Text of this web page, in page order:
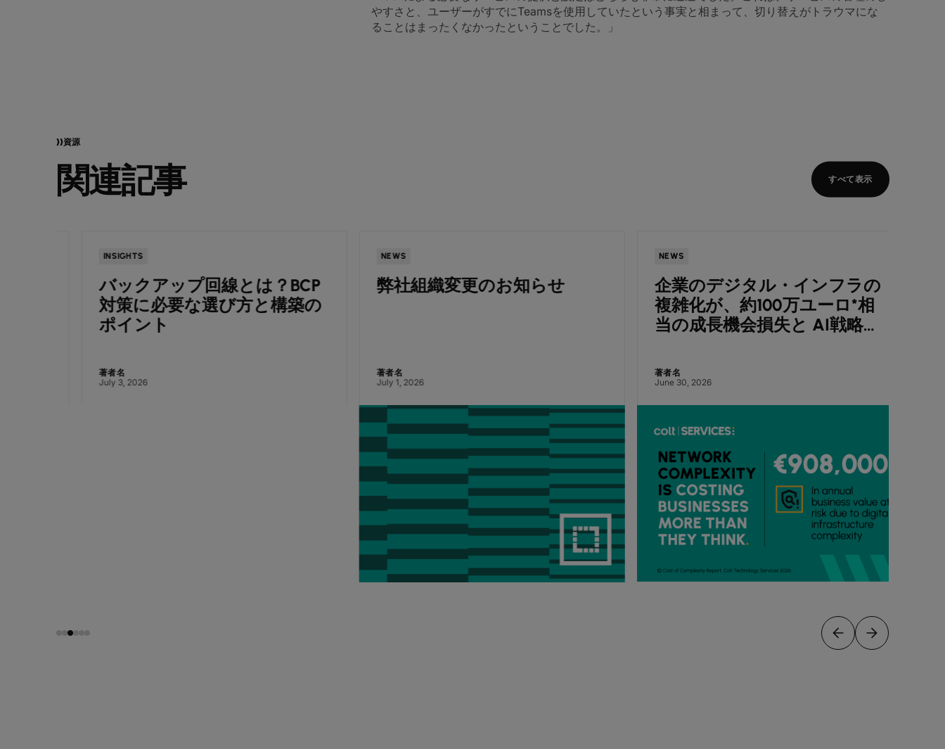
やすさと、ユーザーがすでにTeamsを使用していたという事実と相まって、切り替えがトラウマにな
ることはまったくなかったということでした。」
資源
関連記事 すべて表示
INSIGHTS
バックアップ回線とは？BCP
対策に必要な選び方と構築の
ポイント
著者名
July 3, 2026
弊社組織変更のお知らせ
著者名
July 1, 2026
企業のデジタル・インフラの
複雑化が、約100万ユーロ*相
当の成長機会損失と AI戦略停
著者名
June 30, 2026